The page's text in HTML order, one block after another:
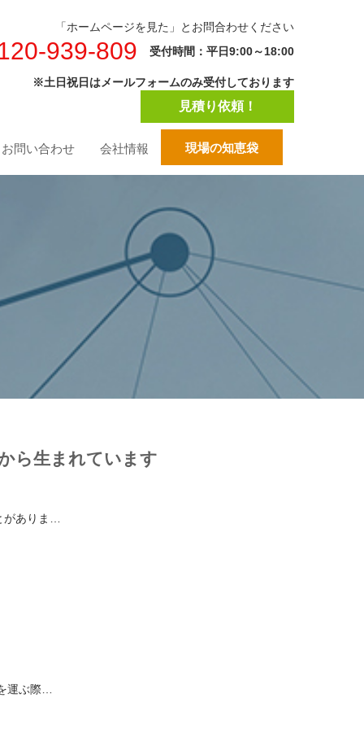
「ホームページを見た」とお問合わせください
939-809 受付時間：平日9:00～18:00
※土日祝日はメールフォームのみ受付しております
見積り依頼！
お問い合わせ 会社情報 現場の知恵袋
ら生まれています
ありま…
運ぶ際…